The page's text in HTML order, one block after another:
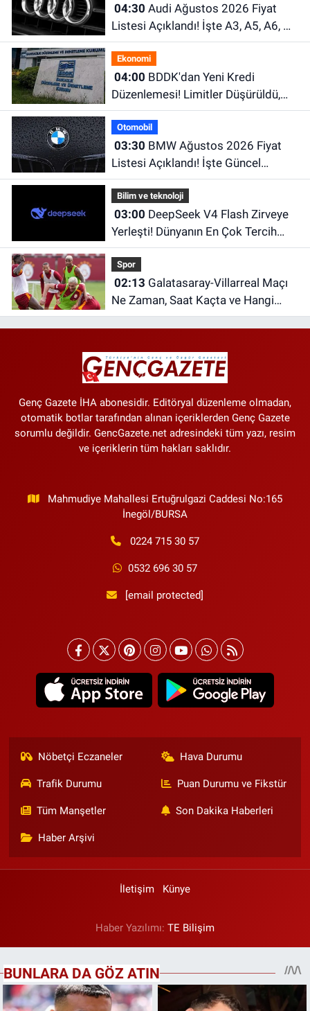
04:30
Listesi Açıklandı! İşte A3, A5, A6, Q
Serisi ve e-tron Modellerinin Güncel
Fiyatları
Ekonomi
04:00
Düzenlemesi! Limitler Düşürüldü,
Uyum İçin Tarih Verildi
Otomobil
03:30
Listesi Açıklandı! İşte Güncel
Fiyatlar
Bilim ve teknoloji
03:00
Yerleşti! Dünyanın En Çok Tercih
Edilen Yapay Zekâ Modellerinden
Biri Oldu
Spor
02:13
Ne Zaman, Saat Kaçta ve Hangi
Kanalda? Galatasaray hazırlık maçı
Genç Gazete İHA abonesidir. Editöryal düzenleme olmadan,
otomatik botlar tarafından alınan içeriklerden Genç Gazete
sorumlu değildir. GencGazete.net adresindeki tüm yazı, resim
ve içeriklerin tüm hakları saklıdır.
Mahmudiye Mahallesi Ertuğrulgazi Caddesi No:165
İnegöl/BURSA
0224 715 30 57
0532 696 30 57
[email protected]
Nöbetçi Eczaneler Hava Durumu
Trafik Durumu Puan Durumu ve Fikstür
Tüm Manşetler Son Dakika Haberleri
Haber Arşivi
İletişim Künye
Haber Yazılımı: TE Bilişim